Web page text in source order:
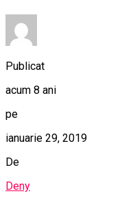
Publicat
acum 8 ani
pe
ianuarie 29, 2019
De
Deny